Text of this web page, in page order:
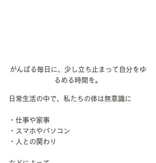
がんばる毎日に、少し立ち止まって自分をゆ
るめる時間を。
日常生活の中で、私たちの体は無意識に
・仕事や家事
・スマホやパソコン
・人との関わり